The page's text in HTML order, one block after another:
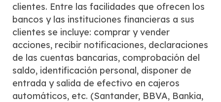
clientes. Entre las facilidades que ofrecen los
bancos y las instituciones financieras a sus
clientes se incluye: comprar y vender
acciones, recibir notificaciones, declaraciones
de las cuentas bancarias, comprobación del
saldo, identificación personal, disponer de
entrada y salida de efectivo en cajeros
automáticos, etc. (Santander, BBVA, Bankia,